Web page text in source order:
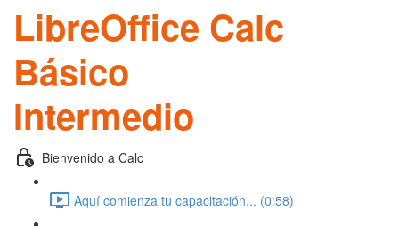
LibreOffice Calc
Básico
Intermedio
Bienvenido a Calc
Aquí comienza tu capacitación... (0:58)